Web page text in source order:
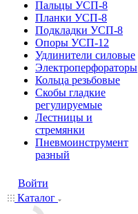
Пальцы УСП-8
Планки УСП-8
Подкладки УСП-8
Опоры УСП-12
Удлинители силовые
Электроперфораторы
Кольца резьбовые
Скобы гладкие
регулируемые
Лестницы и
стремянки
Пневмоинструмент
разный
Войти
Каталог